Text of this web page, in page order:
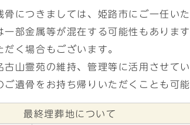
骨につきましては、姫路市にご一任い
一部金属等が混在する可能性もありま
く場合もございます。
古山霊苑の維持、管理等に活用させて
ご遺骨をお持ち帰りいただくことも可
最終埋葬地について